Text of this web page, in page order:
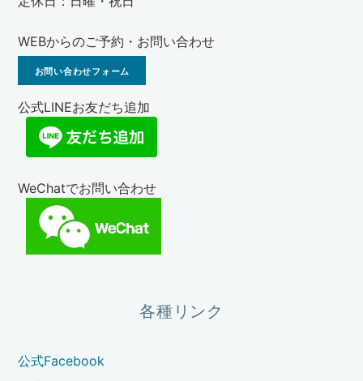
WEBからのご予約・お問い合わせ
お問い合わせフォーム
公式LINEお友だち追加
WeChatでお問い合わせ
各種リンク
公式Facebook